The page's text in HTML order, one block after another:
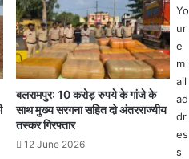
बलरामपुर: 10 करोड़ रुपये के गांजे के
साथ मुख्य सरगना सहित दो अंतरराज्यीय
तस्कर गिरफ्तार
12 June 2026
Yo
ur
e
m
ail
ad
dr
es
s